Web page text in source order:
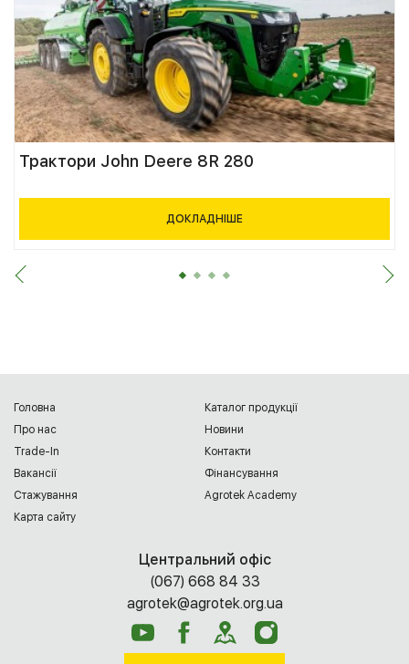
Трактори John Deere 8R 280
ДОКЛАДНІШЕ
Головна
Каталог продукції
Про нас
Новини
Trade-In
Контакти
Вакансії
Фінансування
Cтажування
Agrotek Academy
Карта сайту
Центральний офіс
(067) 668 84 33
agrotek@agrotek.org.ua